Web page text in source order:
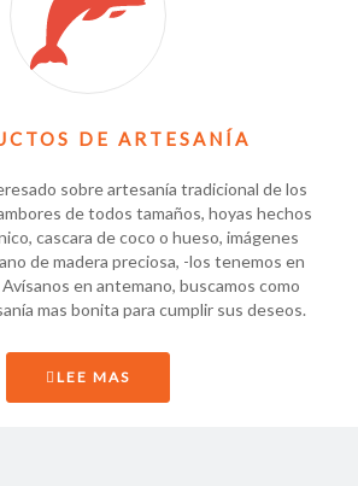
DE ARTESANÍA
sobre artesanía tradicional de los
de todos tamaños, hoyas hechos
cascara de coco o hueso, imágenes
de madera preciosa, -los tenemos en
en antemano, buscamos como
mas bonita para cumplir sus deseos.
LEE MAS